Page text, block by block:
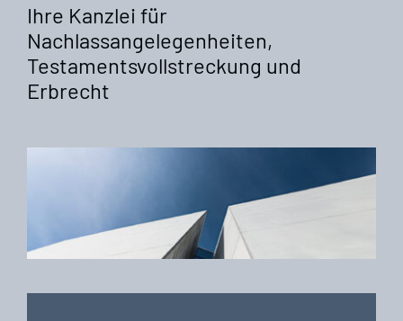
Notfallplanung
Über mich
Kontakt
Mediation
Ihre Kanzlei für
Nachlassangelegenheiten,
Testamentsvollstreckung und
Erbrecht